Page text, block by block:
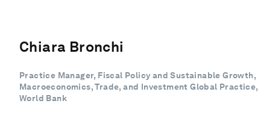
Chiara Bronchi
Practice Manager, Fiscal Policy and Sustainable Growth,
Macroeconomics, Trade, and Investment Global Practice,
World Bank